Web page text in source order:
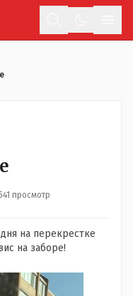
просмотр
на перекрестке
на заборе!